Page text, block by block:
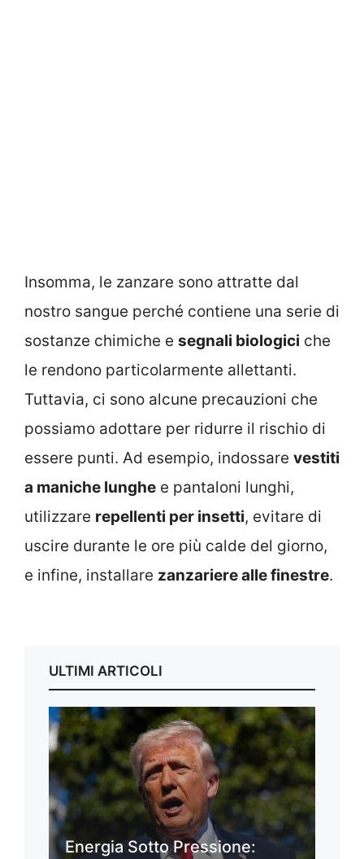
Insomma, le zanzare sono attratte dal
nostro sangue perché contiene una serie di
sostanze chimiche e segnali biologici che
le rendono particolarmente allettanti.
Tuttavia, ci sono alcune precauzioni che
possiamo adottare per ridurre il rischio di
essere punti. Ad esempio, indossare vestiti
a maniche lunghe e pantaloni lunghi,
utilizzare repellenti per insetti, evitare di
uscire durante le ore più calde del giorno,
e infine, installare zanzariere alle finestre.
ULTIMI ARTICOLI
Energia Sotto Pressione: